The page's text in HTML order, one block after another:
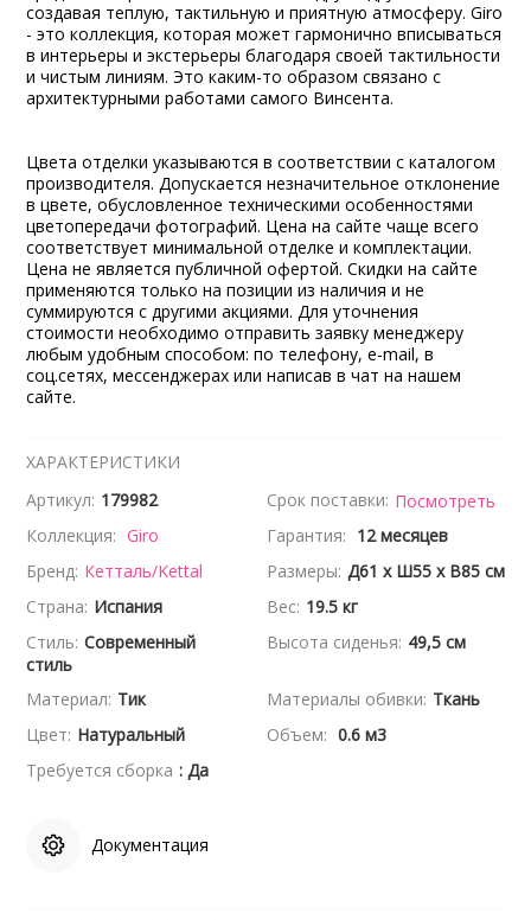
создавая теплую, тактильную и приятную атмосферу. Giro
- это коллекция, которая может гармонично вписываться
в интерьеры и экстерьеры благодаря своей тактильности
и чистым линиям. Это каким-то образом связано с
архитектурными работами самого Винсента.
Цвета отделки указываются в соответствии с каталогом
производителя. Допускается незначительное отклонение
в цвете, обусловленное техническими особенностями
цветопередачи фотографий. Цена на сайте чаще всего
соответствует минимальной отделке и комплектации.
Цена не является публичной офертой. Скидки на сайте
применяются только на позиции из наличия и не
суммируются с другими акциями. Для уточнения
стоимости необходимо отправить заявку менеджеру
любым удобным способом: по телефону, e-mail, в
соц.сетях, мессенджерах или написав в чат на нашем
сайте.
ХАРАКТЕРИСТИКИ
Артикул: 179982 Срок поставки: Посмотреть
Коллекция: Giro Гарантия: 12 месяцев
Бренд: Кетталь/Kettal Размеры: Д61 x Ш55 x В85 см
Страна: Испания Вес: 19.5 кг
Стиль: Современный
стиль
Высота сиденья: 49,5 см
Материал: Тик Материалы обивки: Ткань
Цвет: Натуральный Объем: 0.6 м3
Требуется сборка : Да
Документация